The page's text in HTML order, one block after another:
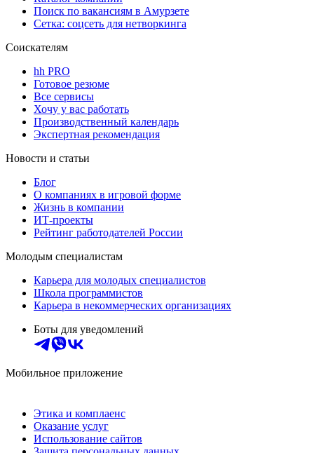
Поиск по вакансиям в Амурзете
Сетка: соцсеть для нетворкинга
Соискателям
hh PRO
Готовое резюме
Все сервисы
Хочу у вас работать
Производственный календарь
Экспертная рекомендация
Новости и статьи
Блог
О компаниях в игровой форме
Жизнь в компании
ИТ-проекты
Рейтинг работодателей России
Молодым специалистам
Карьера для молодых специалистов
Школа программистов
Карьера в некоммерческих организациях
Боты для уведомлений
Мобильное приложение
Этика и комплаенс
Оказание услуг
Использование сайтов